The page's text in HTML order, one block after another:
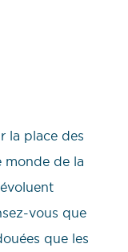
la place des
monde de la
vous que
que les